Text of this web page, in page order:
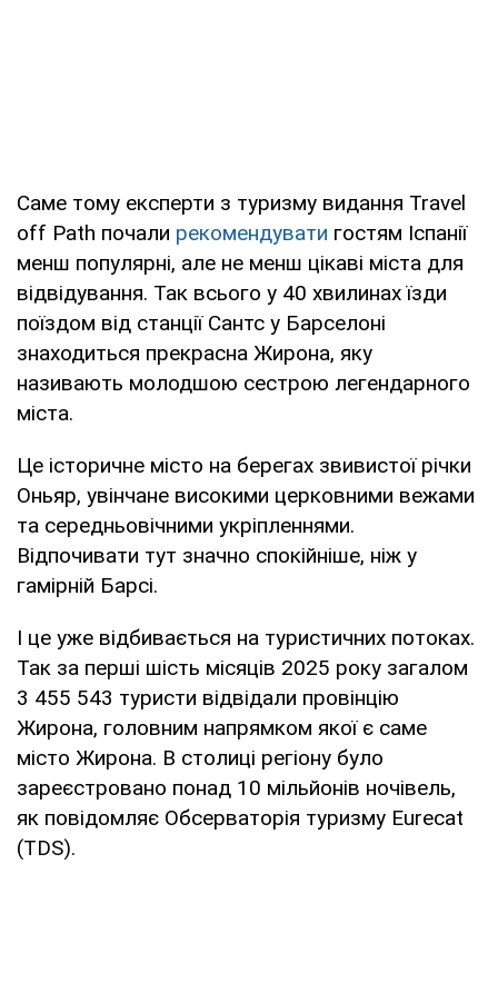
Саме тому експерти з туризму видання Travel
off Path почали рекомендувати гостям Іспанії
менш популярні, але не менш цікаві міста для
відвідування. Так всього у 40 хвилинах їзди
поїздом від станції Сантс у Барселоні
знаходиться прекрасна Жирона, яку
називають молодшою сестрою легендарного
міста.
Це історичне місто на берегах звивистої річки
Оньяр, увінчане високими церковними вежами
та середньовічними укріпленнями.
Відпочивати тут значно спокійніше, ніж у
гамірній Барсі.
І це уже відбивається на туристичних потоках.
Так за перші шість місяців 2025 року загалом
3 455 543 туристи відвідали провінцію
Жирона, головним напрямком якої є саме
місто Жирона. В столиці регіону було
зареєстровано понад 10 мільйонів ночівель,
як повідомляє Обсерваторія туризму Eurecat
(TDS).